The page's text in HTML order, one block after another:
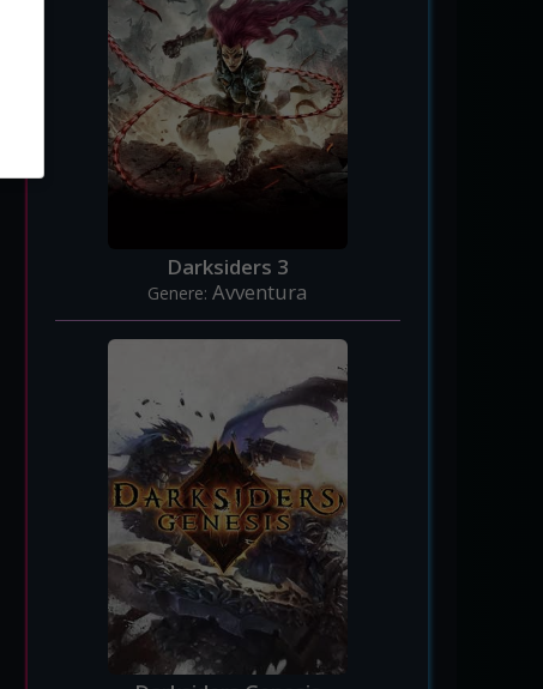
Darksiders 3
Genere:Avventura